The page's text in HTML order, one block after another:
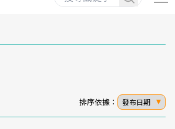
排序依據： 發布日期